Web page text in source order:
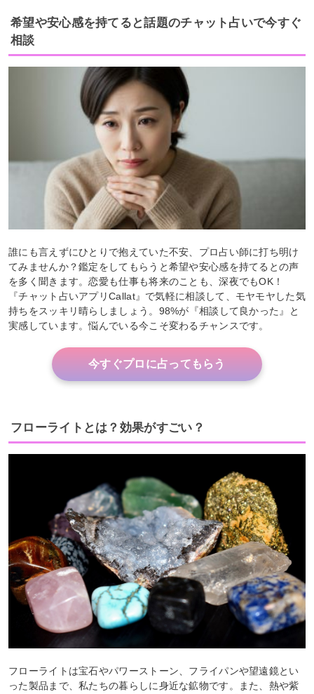
希望や安心感を持てると話題のチャット占いで今すぐ
相談
誰にも言えずにひとりで抱えていた不安、プロ占い師に打ち明け
てみませんか？鑑定をしてもらうと希望や安心感を持てるとの声
を多く聞きます。恋愛も仕事も将来のことも、深夜でもOK！
『チャット占いアプリCallat』で気軽に相談して、モヤモヤした気
持ちをスッキリ晴らしましょう。98%が『相談して良かった』と
実感しています。悩んでいる今こそ変わるチャンスです。
今すぐプロに占ってもらう
フローライトとは？効果がすごい？
フローライトは宝石やパワーストーン、フライパンや望遠鏡とい
った製品まで、私たちの暮らしに身近な鉱物です。また、熱や紫